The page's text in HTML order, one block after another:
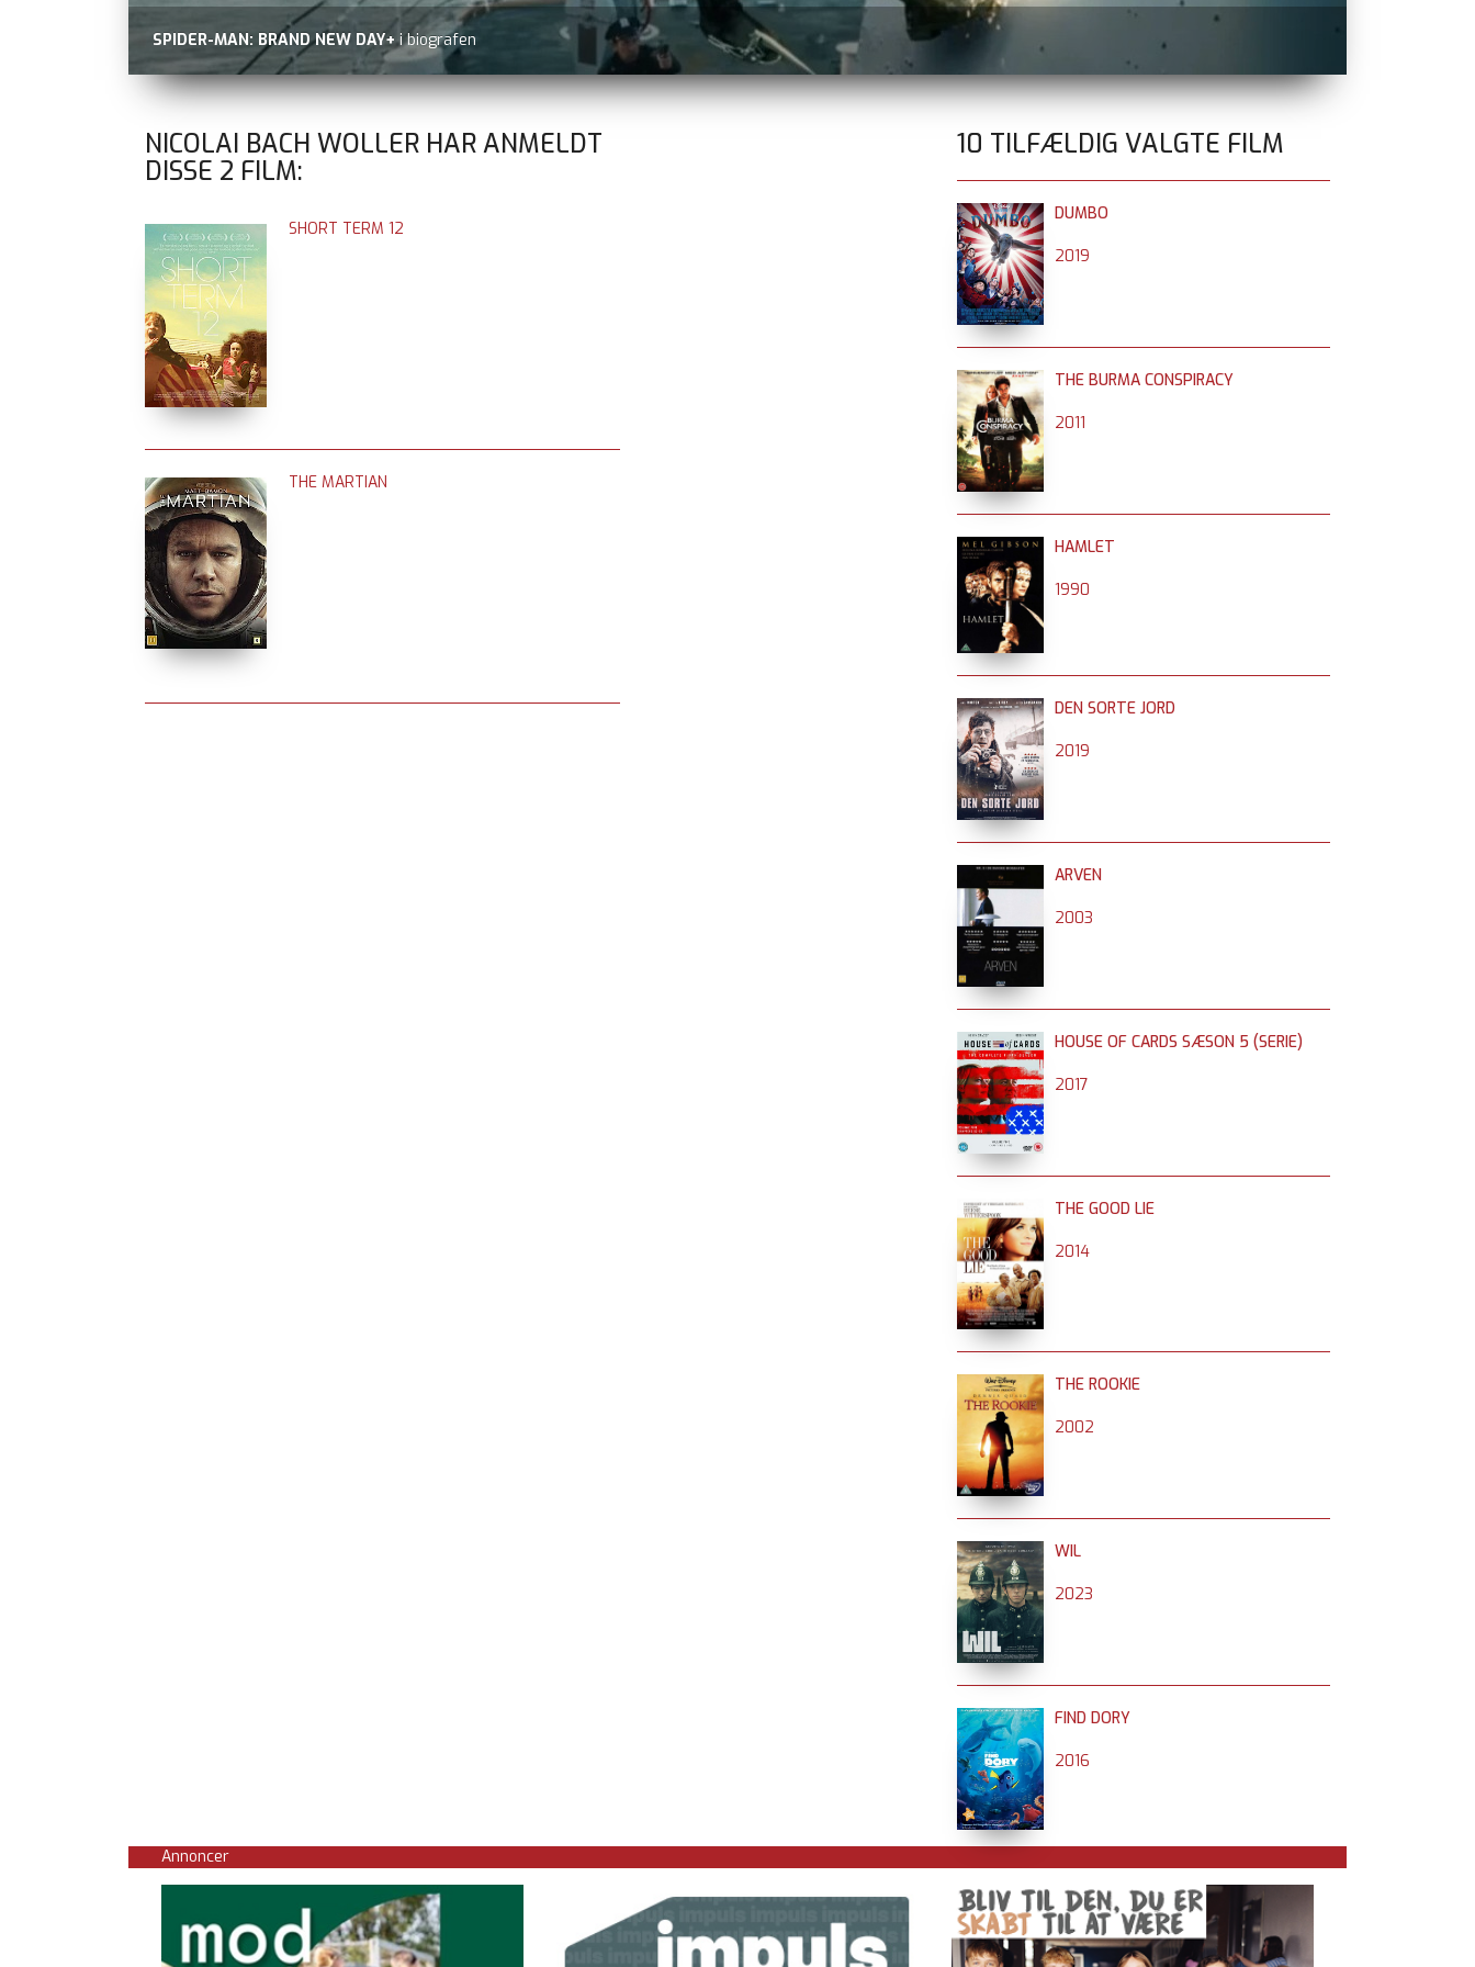
SPIDER-MAN: BRAND NEW DAY+ i biografen
NICOLAI BACH WOLLER HAR ANMELDT
DISSE 2 FILM:
SHORT TERM 12
THE MARTIAN
10 TILFÆLDIG VALGTE FILM
DUMBO
2019
THE BURMA CONSPIRACY
2011
HAMLET
1990
DEN SORTE JORD
2019
ARVEN
2003
HOUSE OF CARDS SÆSON 5 (SERIE)
2017
THE GOOD LIE
2014
THE ROOKIE
2002
WIL
2023
FIND DORY
2016
Annoncer